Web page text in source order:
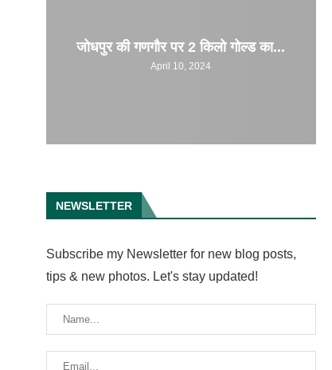
जोधपुर की गणगौर पर 2 किलो गोल्ड का...
April 10, 2024
NEWSLETTER
Subscribe my Newsletter for new blog posts,
tips & new photos. Let's stay updated!